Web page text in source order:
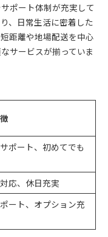
ポート体制が充実して
、日常生活に密着した
距離や地場配送を中心
サービスが揃っていま
ポート、初めてでも
応、休日充実
ート、オプション充